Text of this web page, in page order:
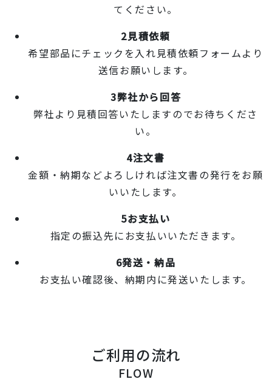
てください。
2見積依頼
希望部品にチェックを入れ見積依頼フォームより
送信お願いします。
3弊社から回答
弊社より見積回答いたしますのでお待ちくださ
い。
4注文書
金額・納期などよろしければ注文書の発行をお願
いいたします。
5お支払い
指定の振込先にお支払いいただきます。
6発送・納品
お支払い確認後、納期内に発送いたします。
ご利用の流れ
FLOW